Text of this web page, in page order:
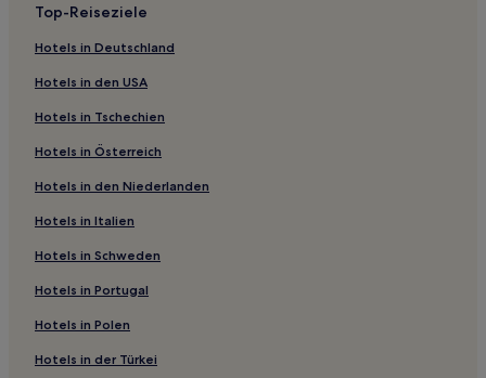
Top-Reiseziele
Hotels in Deutschland
Hotels in den USA
Hotels in Tschechien
Hotels in Österreich
Hotels in den Niederlanden
Hotels in Italien
Hotels in Schweden
Hotels in Portugal
Hotels in Polen
Hotels in der Türkei